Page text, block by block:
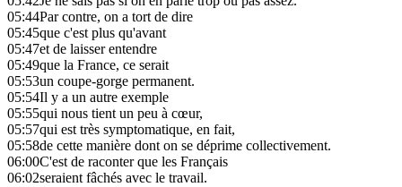
05:44Par contre, on a tort de dire
05:45que c'est plus qu'avant
05:47et de laisser entendre
05:49que la France, ce serait
05:53un coupe-gorge permanent.
05:54Il y a un autre exemple
05:55qui nous tient un peu à cœur,
05:57qui est très symptomatique, en fait,
05:58de cette manière dont on se déprime collectivement.
06:00C'est de raconter que les Français
06:02seraient fâchés avec le travail.